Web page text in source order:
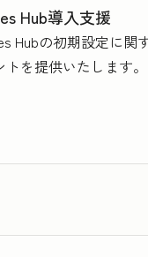
Hub導入支援
Hubの初期設定に関
トを提供いたします。